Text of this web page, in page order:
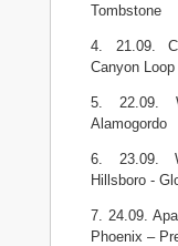
Tombstone
4. 21.09.
Canyon
5. 22.09.
Alamogordo
6. 23.09.
Hillsboro -
7. 24.09.
Phoenix –